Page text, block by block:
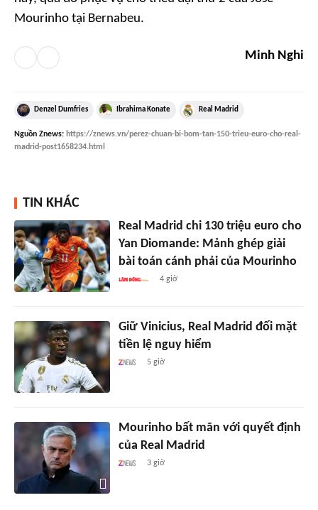
Mourinho tại Bernabeu.
Minh Nghi
Denzel Dumfries Ibrahima Konate Real Madrid
Nguồn Znews: https://znews.vn/perez-chuan-bi-bom-tan-150-trieu-euro-cho-real-
madrid-post1658234.html
TIN KHÁC
Real Madrid chi 130 triệu euro cho
Yan Diomande: Mảnh ghép giải
bài toán cánh phải của Mourinho
4 giờ
Giữ Vinicius, Real Madrid đối mặt
tiền lệ nguy hiểm
5 giờ
Mourinho bất mãn với quyết định
của Real Madrid
3 giờ